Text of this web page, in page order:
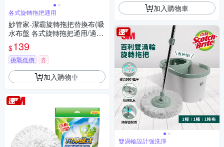
各式旋轉拖把通用
妙管家-潔霸旋轉拖把替換布(吸
水布盤 各式旋轉拖把通用/適用
好神拖)
$139
挑戰低價 券
加入購物車
加入購物車
雙渦輪設計強洗淨